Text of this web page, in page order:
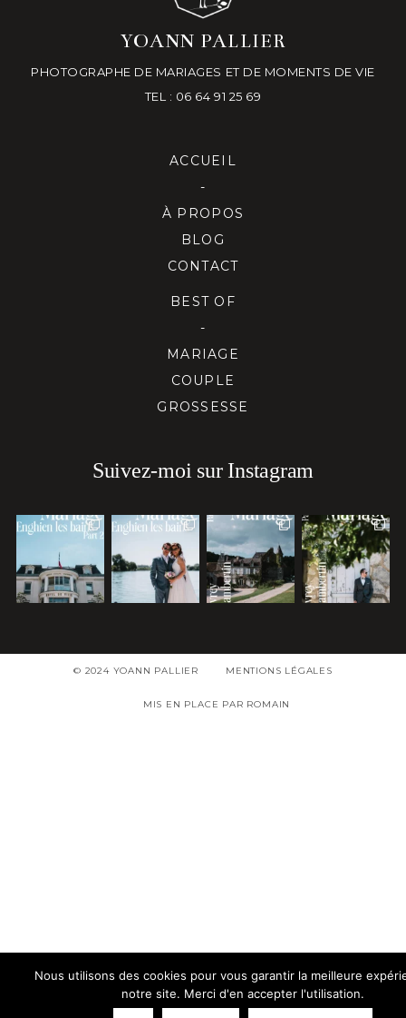
YOANN PALLIER
PHOTOGRAPHE DE MARIAGES ET DE MOMENTS DE VIE
TEL : 06 64 91 25 69
ACCUEIL
-
À PROPOS
BLOG
CONTACT
BEST OF
-
MARIAGE
COUPLE
GROSSESSE
Suivez-moi sur Instagram
© 2024 YOANN PALLIER MENTIONS LÉGALES
MIS EN PLACE PAR ROMAIN
Nous utilisons des cookies pour vous garantir la meilleure
notre site. Merci d'en accepter l'utilisation.